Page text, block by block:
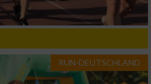
RUN-DEUTSCHLAND